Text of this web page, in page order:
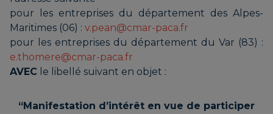
pour les entreprises du département des Alpes-
Maritimes (06) : v.pean@cmar-paca.fr
pour les entreprises du département du Var (83) :
e.thomere@cmar-paca.fr
AVEC le libellé suivant en objet :
“Manifestation d’intérêt en vue de participer